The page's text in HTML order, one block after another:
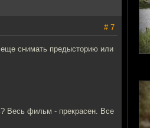
# 7
снимать предысторию или
Весь фильм - прекрасен. Все